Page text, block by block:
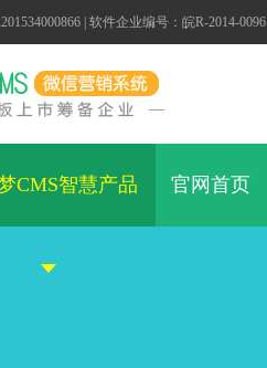
| 软件企业编号：皖R-2014-0096
CMS智慧产品 官网首页